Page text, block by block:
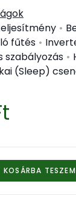
•
fűtés •
szabályozás •
(Sleep)
KOSÁRBA TESZEM